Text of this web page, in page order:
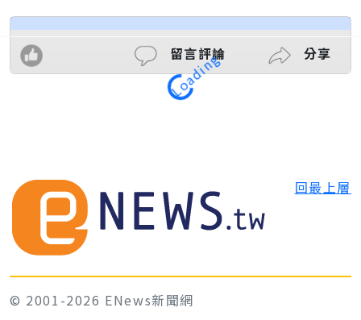
留言評論 分享
Loading
回最上層
© 2001-2026 ENews新聞網